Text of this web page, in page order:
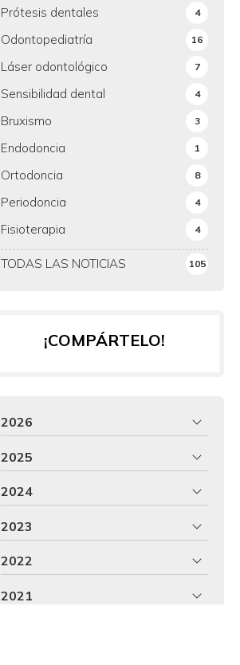
TODAS LAS NOTICIAS 105
Prótesis dentales 4
Odontopediatría 16
Láser odontológico 7
Sensibilidad dental 4
Bruxismo 3
Endodoncia 1
Ortodoncia 8
Periodoncia 4
Fisioterapia 4
¡COMPÁRTELO!
2026
2025
2024
2023
2022
2021